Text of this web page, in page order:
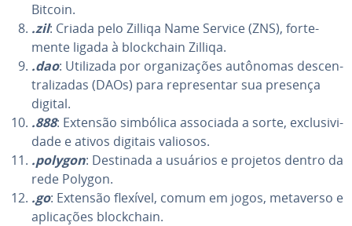
Bitcoin.
.zil: Criada pelo Zilliqa Name Service (ZNS), for­te­
mente ligada à block­chain Zilliqa.
.dao: Utilizada por or­ga­ni­za­ções autônomas des­cen­
tra­li­za­das (DAOs) para re­pre­sen­tar sua presença
digital.
.888: Extensão simbólica associada a sorte, ex­clu­si­vi­
dade e ativos digitais valiosos.
.polygon: Destinada a usuários e projetos dentro da
rede Polygon.
.go: Extensão flexível, comum em jogos, metaverso e
apli­ca­ções block­chain.